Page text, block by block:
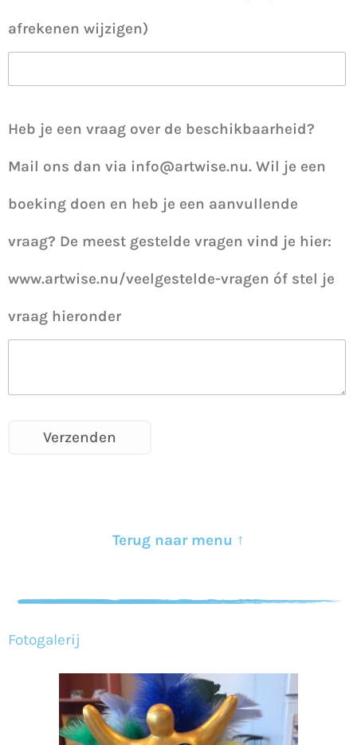
afrekenen wijzigen)
Heb je een vraag over de beschikbaarheid?
Mail ons dan via info@artwise.nu. Wil je een
boeking doen en heb je een aanvullende
vraag? De meest gestelde vragen vind je hier:
www.artwise.nu/veelgestelde-vragen óf stel je
vraag hieronder
Terug naar menu ↑
Fotogalerij